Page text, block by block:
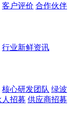
客户评价 合作伙伴
行业新鲜资讯
核心研发团队 绿波
人招募 供应商招募